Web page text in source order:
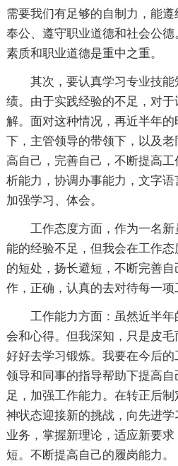
需要我们有足够的自制力，能
奉公、遵守职业道德和社会公
素质和职业道德是重中之重。
其次，要认真学习专业技
绩。由于实践经验的不足，对
解。面对这种情况，再近半年
下，主管领导的带领下，以及
高自己，完善自己，不断提高
析能力，协调办事能力，文字
加强学习、体会。
工作态度方面，作为一名
能的经验不足，但我会在工作
的短处，扬长避短，不断完善
作，正确，认真的去对待每一项
工作能力方面：虽然近半
会和心得。但我深知，只是皮
好好去学习锻炼。我要在今后
领导和同事的指导帮助下提高
足，加强工作能力。在转正后
神状态迎接新的挑战，向先进
业务，掌握新理论，适应新要
短。不断提高自己的履岗能力。